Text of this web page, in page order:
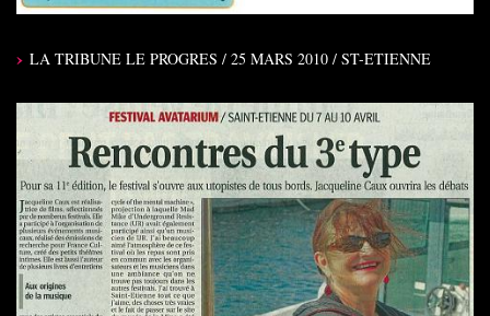
LA TRIBUNE LE PROGRES / 25 MARS 2010 / ST-ETIENNE